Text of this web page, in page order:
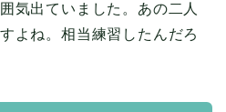
気出ていました。あの二人
よね。相当練習したんだろ